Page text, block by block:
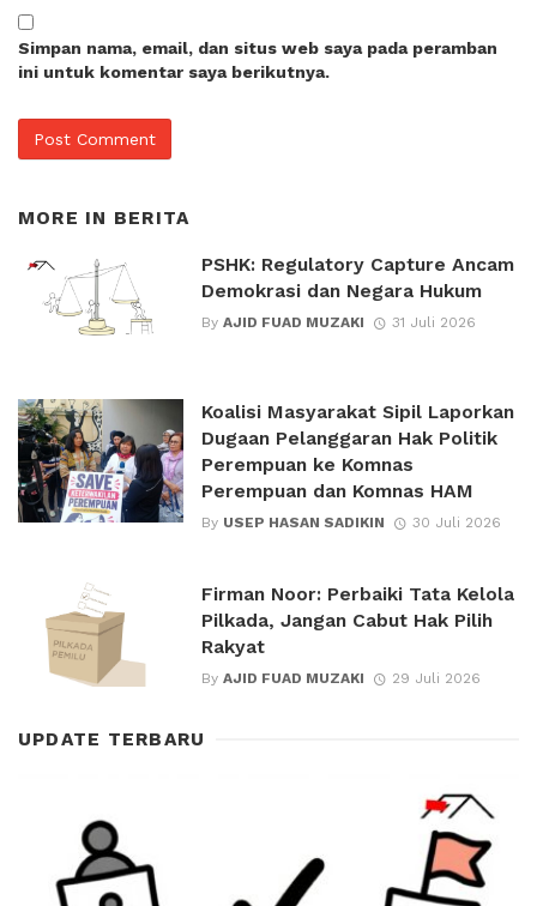
Simpan nama, email, dan situs web saya pada peramban
ini untuk komentar saya berikutnya.
MORE IN BERITA
PSHK: Regulatory Capture Ancam
Demokrasi dan Negara Hukum
By AJID FUAD MUZAKI 31 Juli 2026
Koalisi Masyarakat Sipil Laporkan
Dugaan Pelanggaran Hak Politik
Perempuan ke Komnas
Perempuan dan Komnas HAM
By USEP HASAN SADIKIN 30 Juli 2026
Firman Noor: Perbaiki Tata Kelola
Pilkada, Jangan Cabut Hak Pilih
Rakyat
By AJID FUAD MUZAKI 29 Juli 2026
UPDATE TERBARU